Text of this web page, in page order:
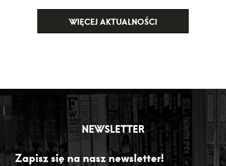
WIĘCEJ AKTUALNOŚCI
NEWSLETTER
Zapisz się na nasz newsletter!